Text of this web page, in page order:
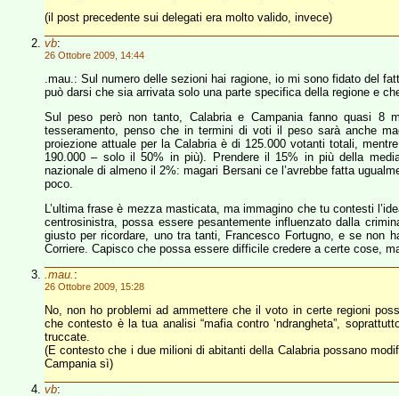
(il post precedente sui delegati era molto valido, invece)
vb:
26 Ottobre 2009, 14:44
.mau.: Sul numero delle sezioni hai ragione, io mi sono fidato del
può darsi che sia arrivata solo una parte specifica della regione e
Sul peso però non tanto, Calabria e Campania fanno quasi 8
tesseramento, penso che in termini di voti il peso sarà anche
proiezione attuale per la Calabria è di 125.000 votanti totali,
190.000 – solo il 50% in più). Prendere il 15% in più della
nazionale di almeno il 2%: magari Bersani ce l’avrebbe fatta
poco.
L’ultima frase è mezza masticata, ma immagino che tu contesti
centrosinistra, possa essere pesantemente influenzato dalla
giusto per ricordare, uno tra tanti, Francesco Fortugno, e se non
Corriere. Capisco che possa essere difficile credere a certe cose,
.mau. :
26 Ottobre 2009, 15:28
No, non ho problemi ad ammettere che il voto in certe regioni
che contesto è la tua analisi “mafia contro ‘ndrangheta”,
truccate.
(E contesto che i due milioni di abitanti della Calabria possano
Campania sì)
vb: